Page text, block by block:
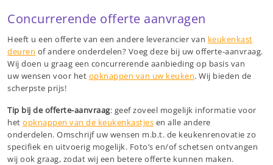
Concurrerende offerte aanvragen
Heeft u een offerte van een andere leverancier van keukenkast
deuren of andere onderdelen? Voeg deze bij uw offerte-aanvraag.
Wij doen u graag een concurrerende aanbieding op basis van
uw wensen voor het opknappen van uw keuken. Wij bieden de
scherpste prijs!
Tip bij de offerte-aanvraag: geef zoveel mogelijk informatie voor
het opknappen van de keukenkastjes en alle andere
onderdelen. Omschrijf uw wensen m.b.t. de keukenrenovatie zo
specifiek en uitvoerig mogelijk. Foto’s en/of schetsen ontvangen
wij ook graag, zodat wij een betere offerte kunnen maken.